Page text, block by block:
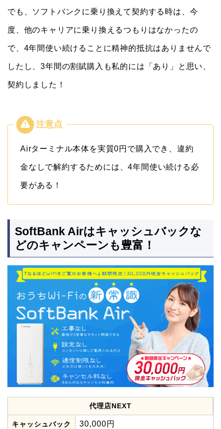
でも、ソフトバンクに乗り換えて契約する時は、今
度、他のキャリアに乗り換えるつもりはなかったの
で、4年間使い続けることに精神的抵抗はありませんで
したし、3年間の割賦購入も私的には「あり」と思い、
契約しました！
Airターミナル本体を実質0円で購入でき、違約
金なしで解約するためには、4年間使い続ける必
要がある！
SoftBank Airはキャッシュバックな
どのキャンペーンも豊富！
代理店NEXT
キャッシュバック 30,000円